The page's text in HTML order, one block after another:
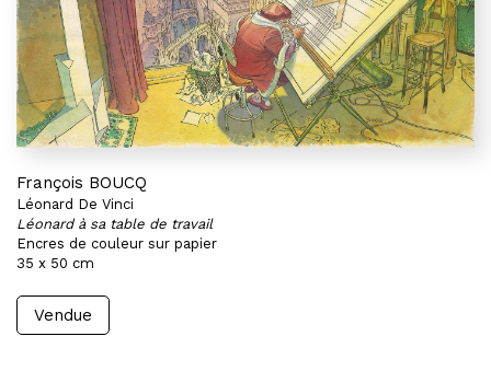
François BOUCQ
Léonard De Vinci
Léonard à sa table de travail
Encres de couleur sur papier
35 x 50 cm
Vendue